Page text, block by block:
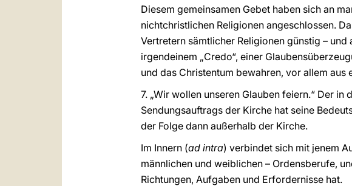
Diesem gemeinsamen Gebet haben sich an
nichtchristlichen Religionen angeschlossen.
Vertretern sämtlicher Religionen günstig –
irgendeinem „Credo“, einer
und das Christentum bewahren, vor allem aus
7. „Wir wollen unseren Glauben feiern.“ Der
Sendungsauftrags der Kirche hat seine
der Folge dann außerhalb der Kirche.
Im Innern (ad intra) verbindet sich mit jenem
männlichen und weiblichen – Ordensberufe,
Richtungen, Aufgaben und Erfordernisse hat.